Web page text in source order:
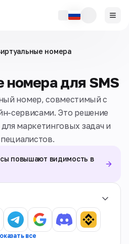
номера
номера для SMS
номер, совместимый с
сервисами. Это решение
маркетинговых задач и
повышают видимость в
все